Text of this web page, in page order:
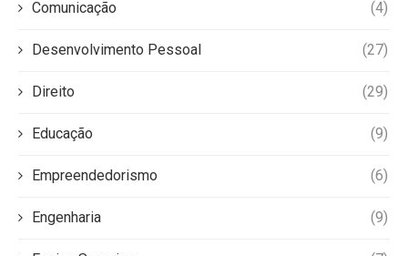
Comunicação (4)
Desenvolvimento Pessoal (27)
Direito (29)
Educação (9)
Empreendedorismo (6)
Engenharia (9)